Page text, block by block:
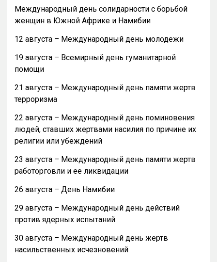
Международный день солидарности с борьбой
женщин в Южной Африке и Намибии
12 августа – Международный день молодежи
19 августа – Всемирный день гуманитарной
помощи
21 августа – Международный день памяти жертв
терроризма
22 августа – Международный день поминовения
людей, ставших жертвами насилия по причине их
религии или убеждений
23 августа – Международный день памяти жертв
работорговли и ее ликвидации
26 августа – День Намибии
29 августа – Международный день действий
против ядерных испытаний
30 августа – Международный день жертв
насильственных исчезновений